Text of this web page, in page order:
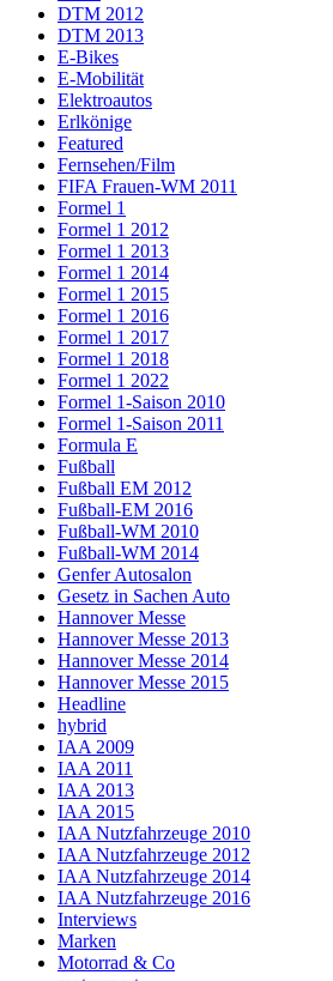
DTM 2012
DTM 2013
E-Bikes
E-Mobilität
Elektroautos
Erlkönige
Featured
Fernsehen/Film
FIFA Frauen-WM 2011
Formel 1
Formel 1 2012
Formel 1 2013
Formel 1 2014
Formel 1 2015
Formel 1 2016
Formel 1 2017
Formel 1 2018
Formel 1 2022
Formel 1-Saison 2010
Formel 1-Saison 2011
Formula E
Fußball
Fußball EM 2012
Fußball-EM 2016
Fußball-WM 2010
Fußball-WM 2014
Genfer Autosalon
Gesetz in Sachen Auto
Hannover Messe
Hannover Messe 2013
Hannover Messe 2014
Hannover Messe 2015
Headline
hybrid
IAA 2009
IAA 2011
IAA 2013
IAA 2015
IAA Nutzfahrzeuge 2010
IAA Nutzfahrzeuge 2012
IAA Nutzfahrzeuge 2014
IAA Nutzfahrzeuge 2016
Interviews
Marken
Motorrad & Co